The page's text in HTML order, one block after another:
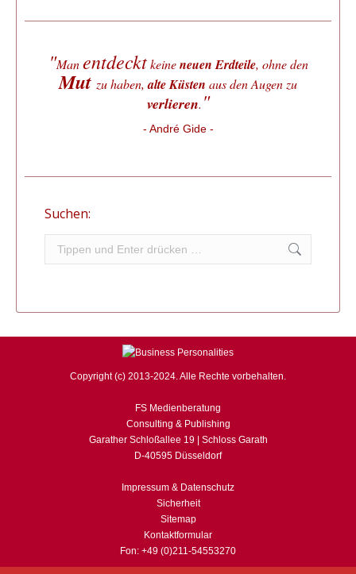
"Manentdecktkeineneuen Erdteile, ohne den
Mut zu haben,alte Küsten aus den Augen zu
verlieren. "
- André Gide -
Suchen:
Copyright (c) 2013-2024. Alle Rechte vorbehalten.
FS Medienberatung
Consulting & Publishing
Garather Schloßallee 19 | Schloss Garath
D-40595 Düsseldorf
Impressum & Datenschutz
Sicherheit
Sitemap
Kontaktformular
Fon: +49 (0)211-54553270